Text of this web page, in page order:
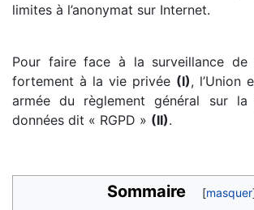
limites à l’anonymat sur Internet.
Pour faire face à la surveillance de
fortement à la vie privée (I), l’Union
armée du règlement général sur
données dit « RGPD » (II).
Sommaire